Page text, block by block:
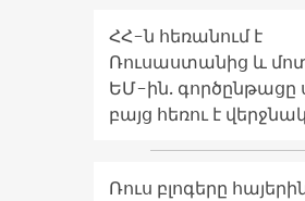
ՀՀ-ն հեռանում է
Ռուսաստանից և
ԵՄ-ին. գործընթացը
բայց հեռու է
Ռուս բլոգերը